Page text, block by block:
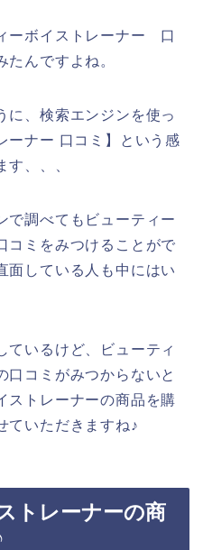
ーボイストレーナー 口
たんですよね。
に、検索エンジンを使っ
ーナー 口コミ】という感
す、、、
で調べてもビューティー
コミをみつけることがで
面している人も中にはい
ているけど、ビューティ
口コミがみつからないと
ストレーナーの商品を購
ていただきますね♪
トレーナーの商